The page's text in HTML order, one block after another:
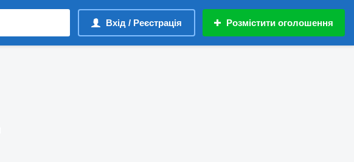
Вхід / Реєстрація Розмістити оголошення